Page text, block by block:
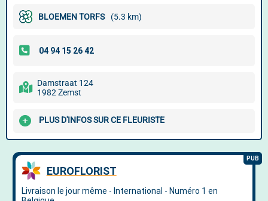
BLOEMEN TORFS (5.3 km)
Damstraat 124
1982 Zemst
PLUS D'INFOS SUR CE FLEURISTE